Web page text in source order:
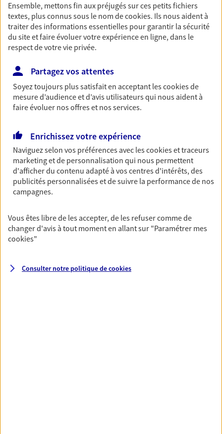
OBTENIR UN TARIF EN LIGNE
Multirisque Entreprise
assurance multirisque entreprise. Un contrat
unique pour protéger vos locaux, matériels pro,
équipements et stocks… sans oublier votre
responsabilité civile.
DEMANDER UN DEVIS
VOIR TOUTES NOS OFFRES
Ensemble, mettons fin aux préjugés sur ces petits fichiers
textes, plus connus sous le nom decookies. Ils nous aident à
traiter des informations essentielles pour garantir la sécurité
du site et faire évoluer votre expérience en ligne, dans le
respect de votre vie privée.
Partagez vos attentes
Soyez toujours plus satisfait en acceptant lescookiesde
mesure d’audience et d’avis utilisateurs qui nous aident à
faire évoluer nos offres et nos services.
Enrichissez votre expérience
Naviguez selon vos préférences avec lescookies et traceurs
marketing et de personnalisation qui nous permettent
d'afficher du contenu adapté à vos centres d'intérêts, des
publicités personnalisées et de suivre la performance de nos
campagnes.
Vous êtes libre de les accepter, de les refuser comme de
changer d'avis à tout moment en allant sur "Paramétrer mes
cookies"
Consulter notre politique decookies